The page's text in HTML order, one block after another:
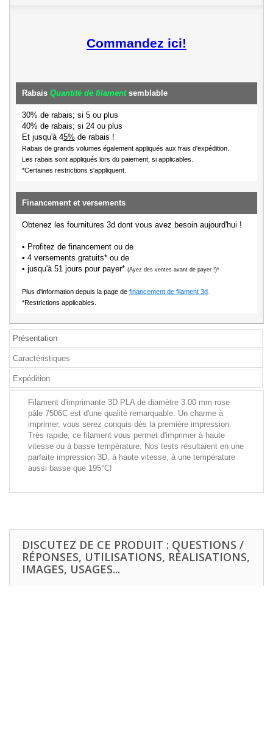
Commandez ici!
Rabais Quantité de filamentsemblable
30% de rabais; si 5 ou plus
40% de rabais; si 24 ou plus
Et jusqu'à 45% de rabais !
Rabais de grands volumes également appliqués aux frais d'expédition.
Les rabais sont appliqués lors du paiement, si applicables.
*Certaines restrictions s'appliquent.
Financement et versements
Obtenez les fournitures 3d dont vous avez besoin aujourd'hui !
• Profitez de financement ou de
• 4 versements gratuits* ou de
• jusqu'à 51 jours pour payer* (Ayez des ventes avant de payer !)*
Plus d'information depuis la page de financement de filament 3d
*Restrictions applicables.
Présentation
Caractéristiques
Expédition
Filament d'imprimante 3D PLA de diamètre 3.00 mm rose
pâle 7506C est d'une qualité remarquable. Un charme à
imprimer, vous serez conquis dès la première impression.
Très rapide, ce filament vous permet d'imprimer à haute
vitesse ou à basse température. Nos tests résultaient en une
parfaite impression 3D, à haute vitesse, à une température
aussi basse que 195°C!
DISCUTEZ DE CE PRODUIT : QUESTIONS /
RÉPONSES, UTILISATIONS, RÉALISATIONS,
IMAGES, USAGES...